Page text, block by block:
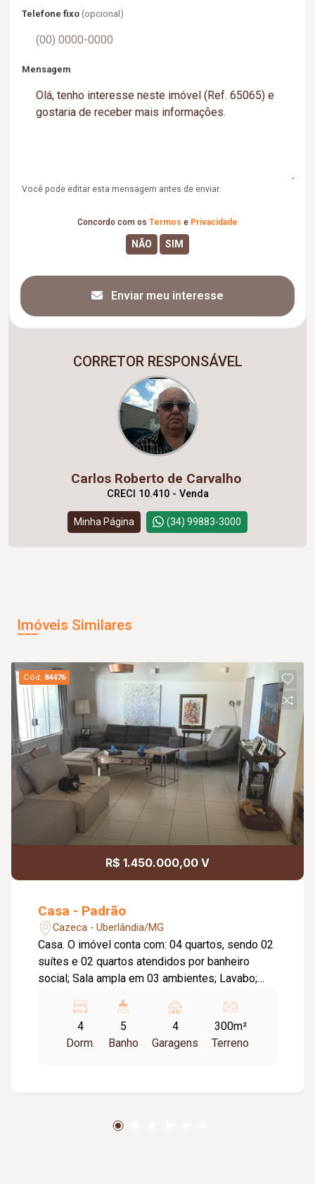
Telefone fixo (opcional)
Mensagem
Você pode editar esta mensagem antes de enviar.
Concordo com os Termos e Privacidade
Enviar meu interesse
CORRETOR RESPONSÁVEL
Carlos Roberto de Carvalho
CRECI 10.410 - Venda
Minha Página (34) 99883-3000
Imóveis Similares
Cód. 84476
R$ 1.450.000,00 V
Casa - Padrão
Cazeca - Uberlândia/MG
Casa. O imóvel conta com: 04 quartos, sendo 02
suítes e 02 quartos atendidos por banheiro
social; Sala ampla em 03 ambientes; Lavabo;
Despensa; Roupeiro; Lavanderia; Quarto para
passar roupas; 02 vagas de garagem; Piscina
com deck; Churrasqueira; Banheiro de apoio à
condicionado em todos os ambientes;
4
Dorm.
5
Banho
4
Garagens
300m²
Terreno